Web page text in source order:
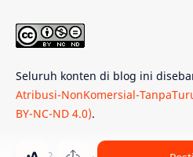
Olimpiade Sains Nasional
Bumi Super GBT18
Katai Cokelat
Seluruh konten di blog ini
Atribusi-NonKomersial-
BY-NC-ND 4.0).